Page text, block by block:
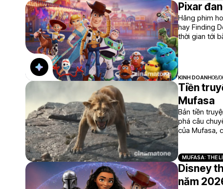
Pixar
Hãng phim
hay Finding
thời gian tới
KINH DOANH08/
Tiền
Mufasa
Bản tiền
phá câu
của Mufasa,
MUFASA: THE
Disney
năm